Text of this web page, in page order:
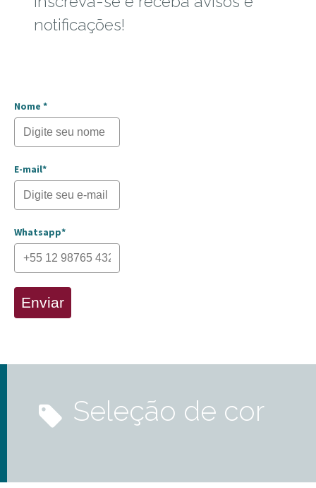
notificações!
Nome *
E-mail*
Whatsapp*
Enviar
seleção de cor